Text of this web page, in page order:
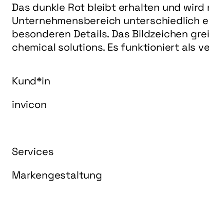
Das dunkle Rot bleibt erhalten und
Unternehmensbereich unterschiedlich
besonderen Details. Das Bildzeichen
chemical solutions. Es funktioniert als
Kund*in
invicon
Services
Markengestaltung